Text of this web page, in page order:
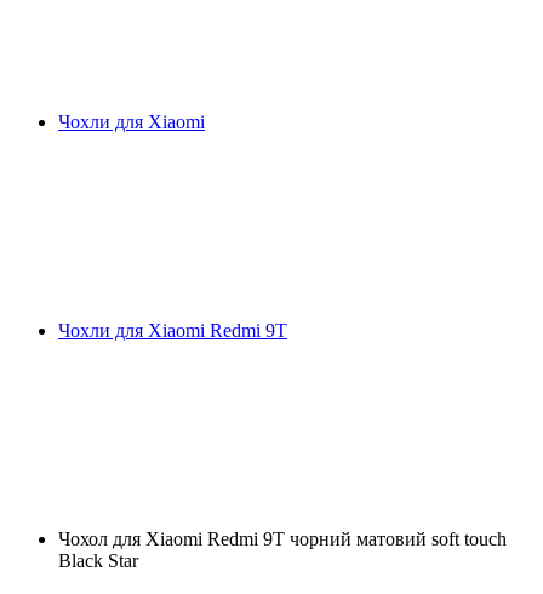
Чохли для Xiaomi
Чохли для Xiaomi Redmi 9T
Чохол для Xiaomi Redmi 9T чорний матовий soft touch
Black Star